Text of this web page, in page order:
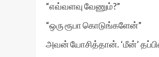
“எவ்வளவு வேணும்?”
“ஒரு ரூபா கொடுங்களேன்”
அவன் யோசித்தான். ‘மீன்’